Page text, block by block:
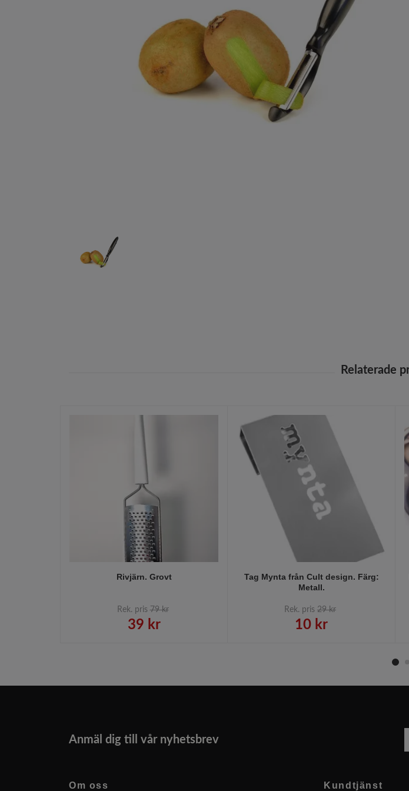
Rivjärn. Grovt
Rek. pris 79 kr
39 kr
Tag Mynta från Cult design. Färg:
Metall.
Rek. pris 29 kr
10 kr
Anmäl dig till vår nyhetsbrev
Om oss Kundtjänst